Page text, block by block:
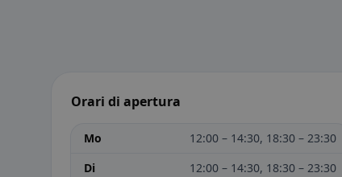
Orari di apertura
Mo
12:00 – 14:30, 18:30 – 23:30
Di
12:00 – 14:30, 18:30 – 23:30